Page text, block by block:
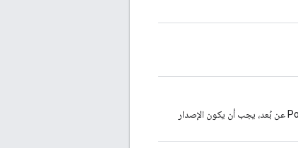
إذا كنت تريد الاتصال بتثبيت تطبيق Postgres عن بُعد، يجب أن يكون الإصدار